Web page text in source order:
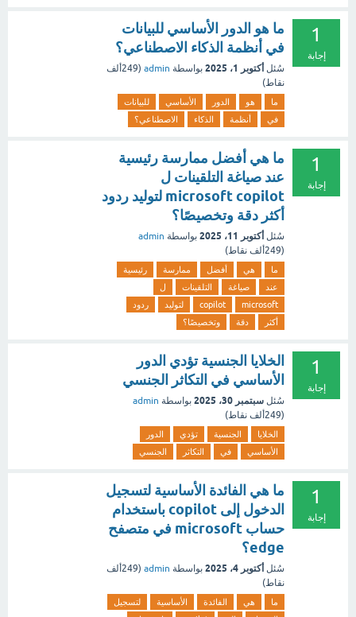
1
إجابة
ما هو الدور الأساسي للبيانات
في أنظمة الذكاء الاصطناعي؟
سُئل أكتوبر 1، 2025 بواسطة admin
(249ألف
نقاط)
ما هو الدور الأساسي
للبيانات
في
أنظمة الذكاء الاصطناعي؟
1
إجابة
ما هي أفضل ممارسة رئيسية
عند صياغة التلقينات ل
microsoft copilot لتوليد ردود
أكثر دقة وتخصيصًا؟
سُئل أكتوبر 11، 2025 بواسطة admin
(249ألف نقاط)
ما هي أفضل ممارسة
رئيسية
عند
صياغة التلقينات
ل
microsoft
copilot لتوليد
ردود
أكثر
دقة وتخصيصًا؟
1
إجابة
الخلايا الجنسية تؤدي الدور
الأساسي في التكاثر الجنسي
سُئل سبتمبر 30، 2025 بواسطة admin
(249ألف نقاط)
الخلايا الجنسية تؤدي
الدور
الأساسي
في التكاثر الجنسي
1
إجابة
ما هي الفائدة الأساسية لتسجيل
الدخول إلى copilot باستخدام
حساب microsoft في متصفح
edge؟
سُئل أكتوبر 4، 2025 بواسطة admin
(249ألف
نقاط)
ما هي الفائدة الأساسية
لتسجيل